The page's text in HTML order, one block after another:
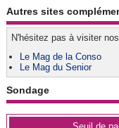
Autres sites
N'hésitez pas à visiter
Le Mag de la Conso
Le Mag du Senior
Sondage